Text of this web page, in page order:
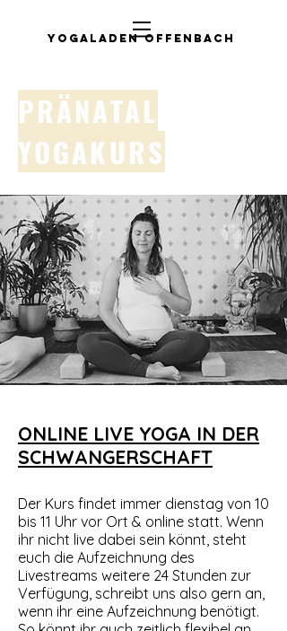
Yogaladen Offenbach
PRÄNATAL
YOGAKURS
ONLINE LIVE YOGA IN DER
SCHWANGERSCHAFT
Der Kurs findet immer dienstag von 10
bis 11 Uhr vor Ort & online statt. Wenn
ihr nicht live dabei sein könnt, steht
euch die Aufzeichnung des
Livestreams weitere 24 Stunden zur
Verfügung, schreibt uns also gern an,
wenn ihr eine Aufzeichnung benötigt.